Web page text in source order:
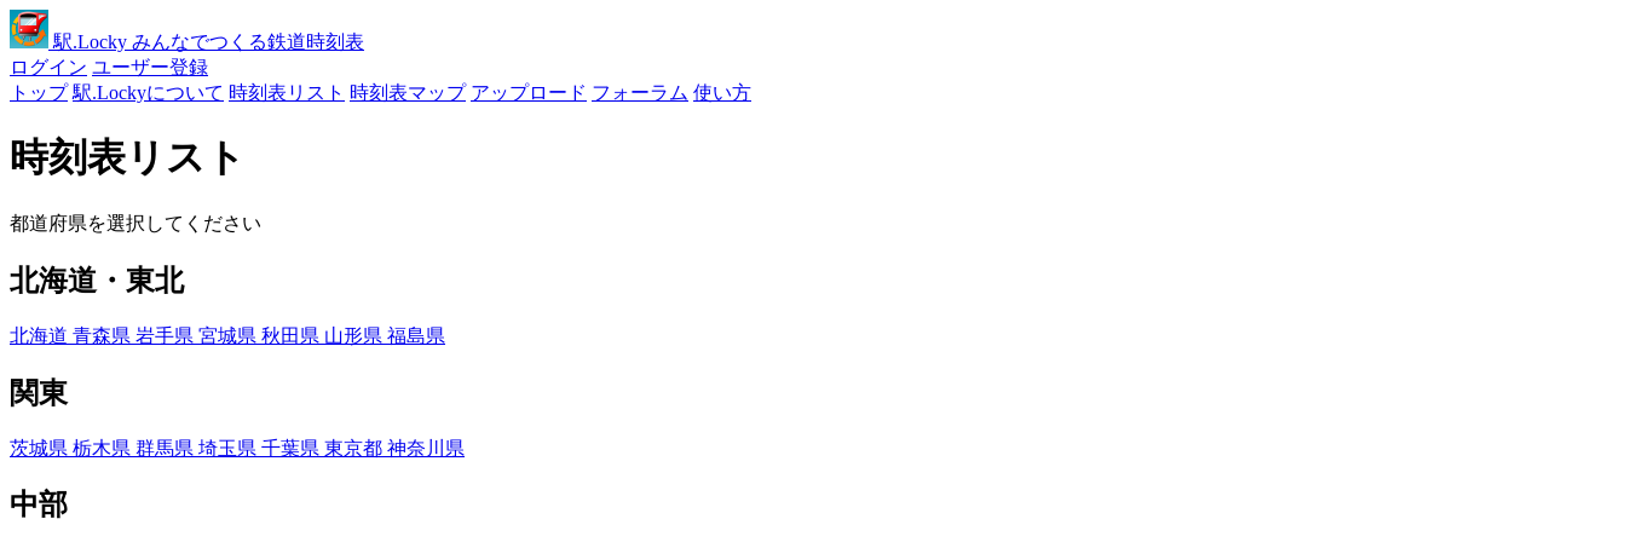
駅.Locky みんなでつくる鉄道時刻表
ログイン ユーザー登録
トップ 駅.Lockyについて 時刻表リスト 時刻表マップ アップロード フォーラム 使い方
時刻表リスト
都道府県を選択してください
北海道・東北
北海道 青森県 岩手県 宮城県 秋田県 山形県 福島県
関東
茨城県 栃木県 群馬県 埼玉県 千葉県 東京都 神奈川県
中部